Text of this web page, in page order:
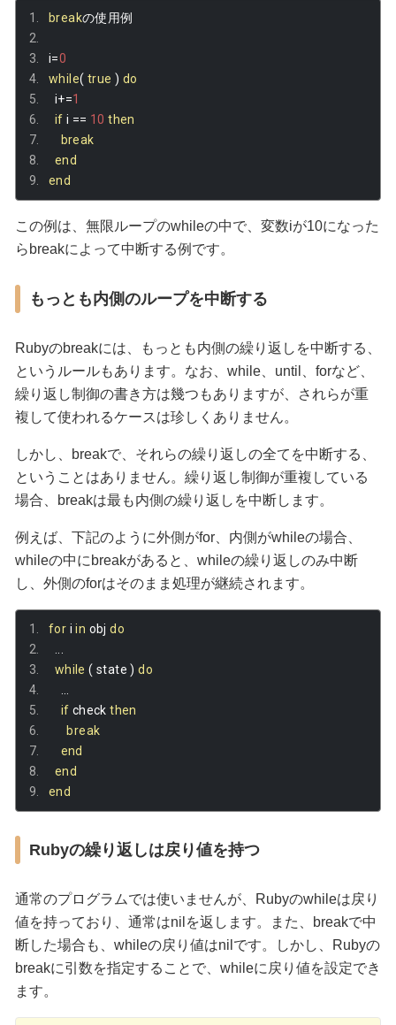
breakの使用例
i=0
while( true ) do
  i
+=1
if i == 10 then
break
end
end
この例は、無限ループのwhileの中で、変数iが10になった
らbreakによって中断する例です。
もっとも内側のループを中断する
Rubyのbreakには、もっとも内側の繰り返しを中断する、
というルールもあります。なお、while、until、forなど、
繰り返し制御の書き方は幾つもありますが、されらが重
複して使われるケースは珍しくありません。
しかし、breakで、それらの繰り返しの全てを中断する、
ということはありません。繰り返し制御が重複している
場合、breakは最も内側の繰り返しを中断します。
例えば、下記のように外側がfor、内側がwhileの場合、
whileの中にbreakがあると、whileの繰り返しのみ中断
し、外側のforはそのまま処理が継続されます。
for i in obj do
while ( state ) do
if check then
break
end
end
end
Rubyの繰り返しは戻り値を持つ
通常のプログラムでは使いませんが、Rubyのwhileは戻り
値を持っており、通常はnilを返します。また、breakで中
断した場合も、whileの戻り値はnilです。しかし、Rubyの
breakに引数を指定することで、whileに戻り値を設定でき
ます。